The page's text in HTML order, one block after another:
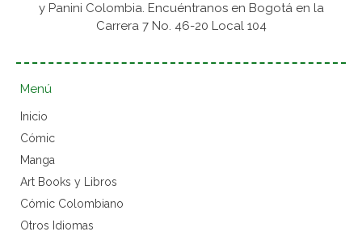
y Panini Colombia. Encuéntranos en Bogotá en la
Carrera 7 No. 46-20 Local 104
Menú
Inicio
Cómic
Manga
Art Books y Libros
Cómic Colombiano
Otros Idiomas